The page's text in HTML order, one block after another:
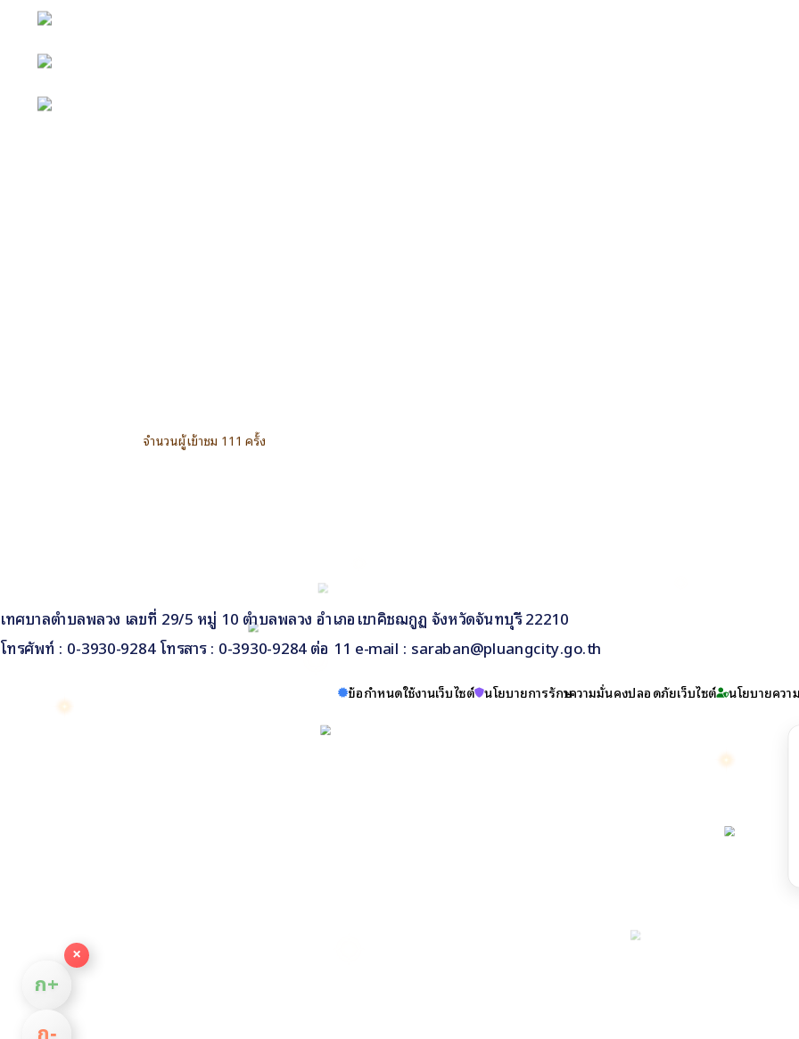
จำนวนผู้เข้าชม 111 ครั้ง
เทศบาลตำบลพลวง เลขที่ 29/5 หมู่ 10 ตำบลพลวง อำเภอเขาคิชฌกูฏ จังหวัดจันทบุรี 22210
โทรศัพท์ : 0-3930-9284 โทรสาร : 0-3930-9284 ต่อ 11 e-mail : saraban@pluangcity.go.th
ข้อกำหนดใช้งานเว็บไซต์ นโยบายการรักษาความมั่นคงปลอดภัยเว็บไซต์ นโยบายควา
×
ก+